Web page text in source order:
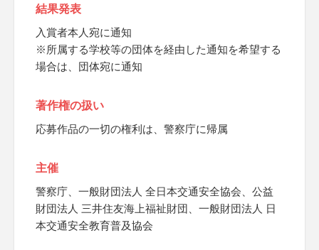
結果発表
入賞者本人宛に通知
※所属する学校等の団体を経由した通知を希望する
場合は、団体宛に通知
著作権の扱い
応募作品の一切の権利は、警察庁に帰属
主催
警察庁、一般財団法人 全日本交通安全協会、公益
財団法人 三井住友海上福祉財団、一般財団法人 日
本交通安全教育普及協会